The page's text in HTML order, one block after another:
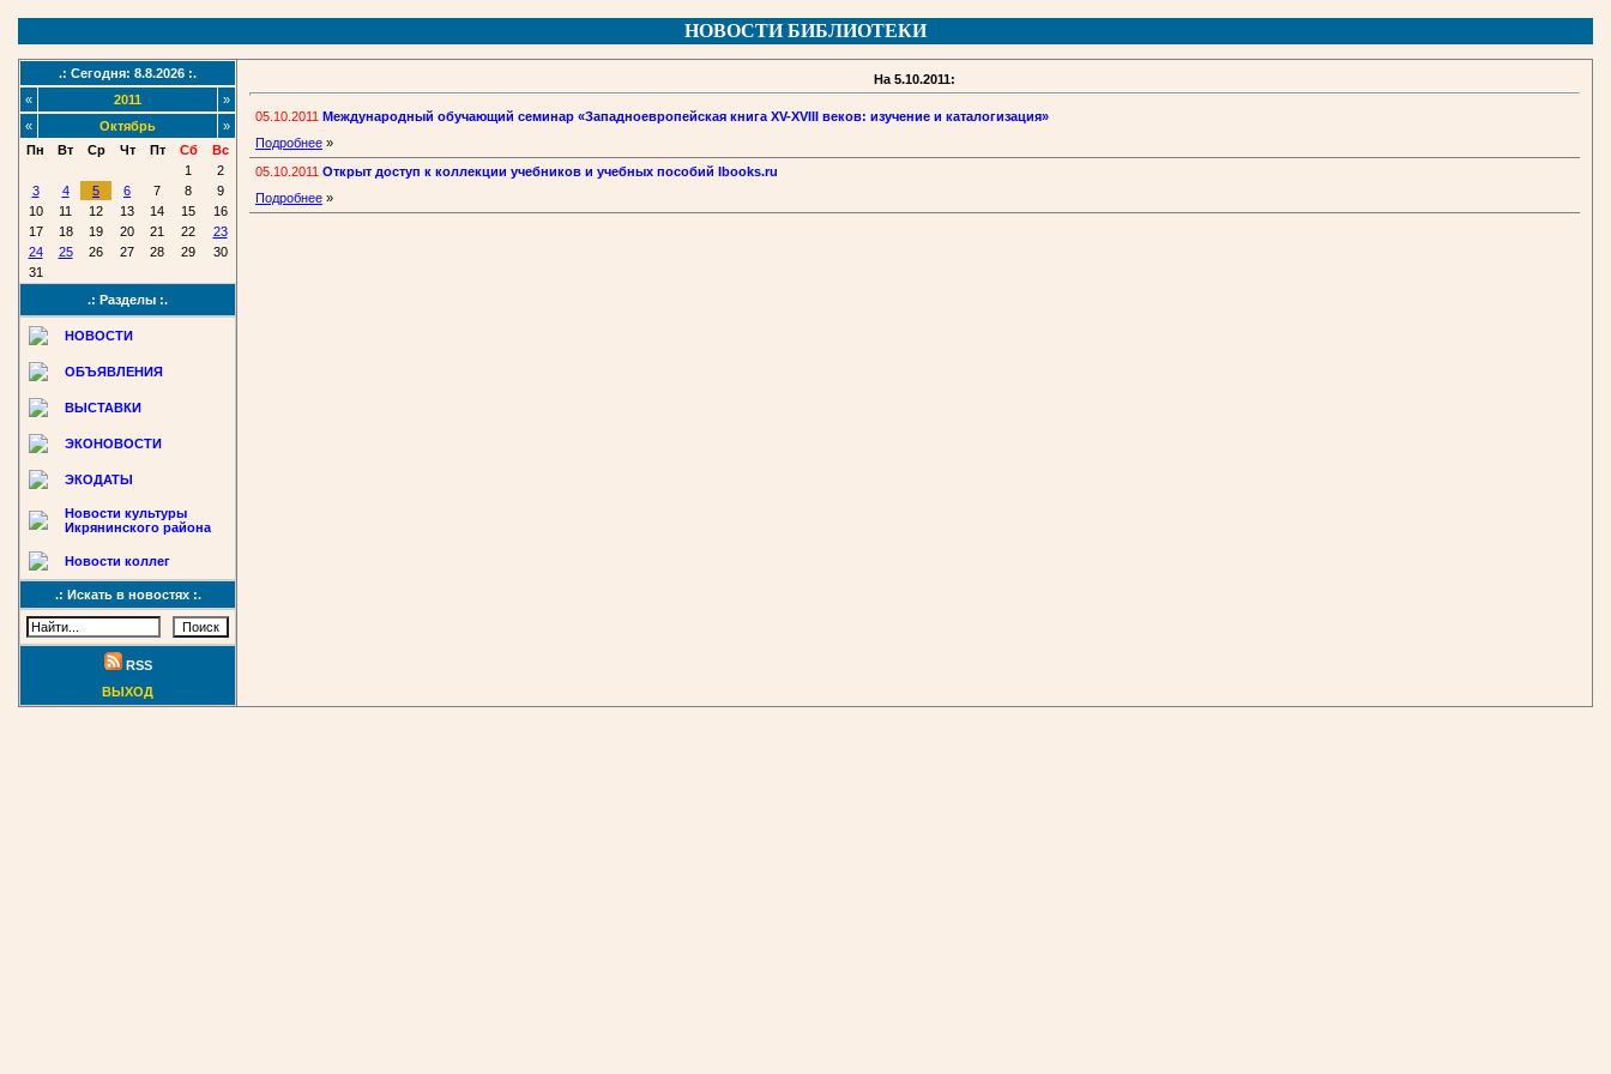
НОВОСТИ БИБЛИОТЕКИ
.: Сегодня: 8.8.2026 :.
«
2011
»
«
Октябрь
»
Пн
Вт Ср Чт Пт Сб
Вс
1
2
3
4 5 6 7 8
9
10
11 12 13 14 15
16
17
18 19 20 21 22
23
24
25 26 27 28 29
30
31
.: Разделы :.
НОВОСТИ
ОБЪЯВЛЕНИЯ
ВЫСТАВКИ
ЭКОНОВОСТИ
ЭКОДАТЫ
Новости культуры
Икрянинского района
Новости коллег
.: Искать в новостях :.
RSS
ВЫХОД
На 5.10.2011:
05.10.2011 Международный обучающий семинар «Западноевропейская книга XV-XVIII веков: изучение и каталогизация»
Подробнее »
05.10.2011 Открыт доступ к коллекции учебников и учебных пособий Ibooks.ru
Подробнее »